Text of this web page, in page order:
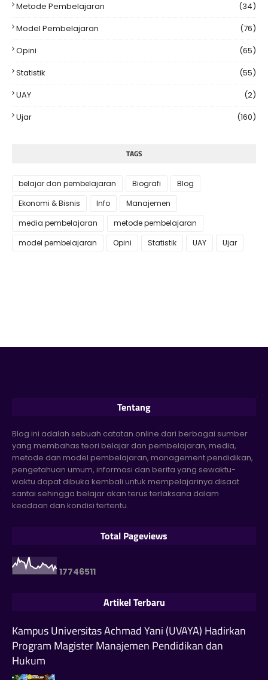
Metode Pembelajaran
(34)
Model Pembelajaran
(76)
Opini
(65)
Statistik
(55)
UAY
(2)
Ujar
(160)
TAGS
belajar dan pembelajaran Biografi
Blog
Ekonomi & Bisnis
Info
Manajemen
media pembelajaran
metode pembelajaran
model pembelajaran
Opini Statistik UAY Ujar
Tentang
Blog ini adalah sebuah catatan online dari berbagai sumber
yang membahas teori belajar dan pembelajaran, media,
metode dan model pembelajaran, management pendidikan,
pengetahuan umum, informasi dan berita yang sewaktu-
waktu dapat dibuka kembali untuk mempelajarinya disaat
santai sehingga belajar akan terus terlaksana dalam
keadaan dan kondisi tertentu.
Total Pageviews
17746511
Artikel Terbaru
Kampus Universitas Achmad Yani (UVAYA) Hadirkan
Program Magister Manajemen Pendidikan dan
Hukum